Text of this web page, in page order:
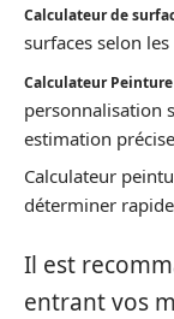
Calculateur de
surfaces selon
Calculateur
personnalisation
estimation
Calculateur
déterminer
Il est
entrant vos